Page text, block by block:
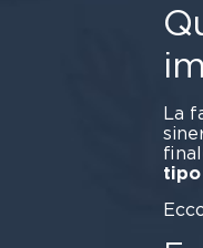
La
tipo